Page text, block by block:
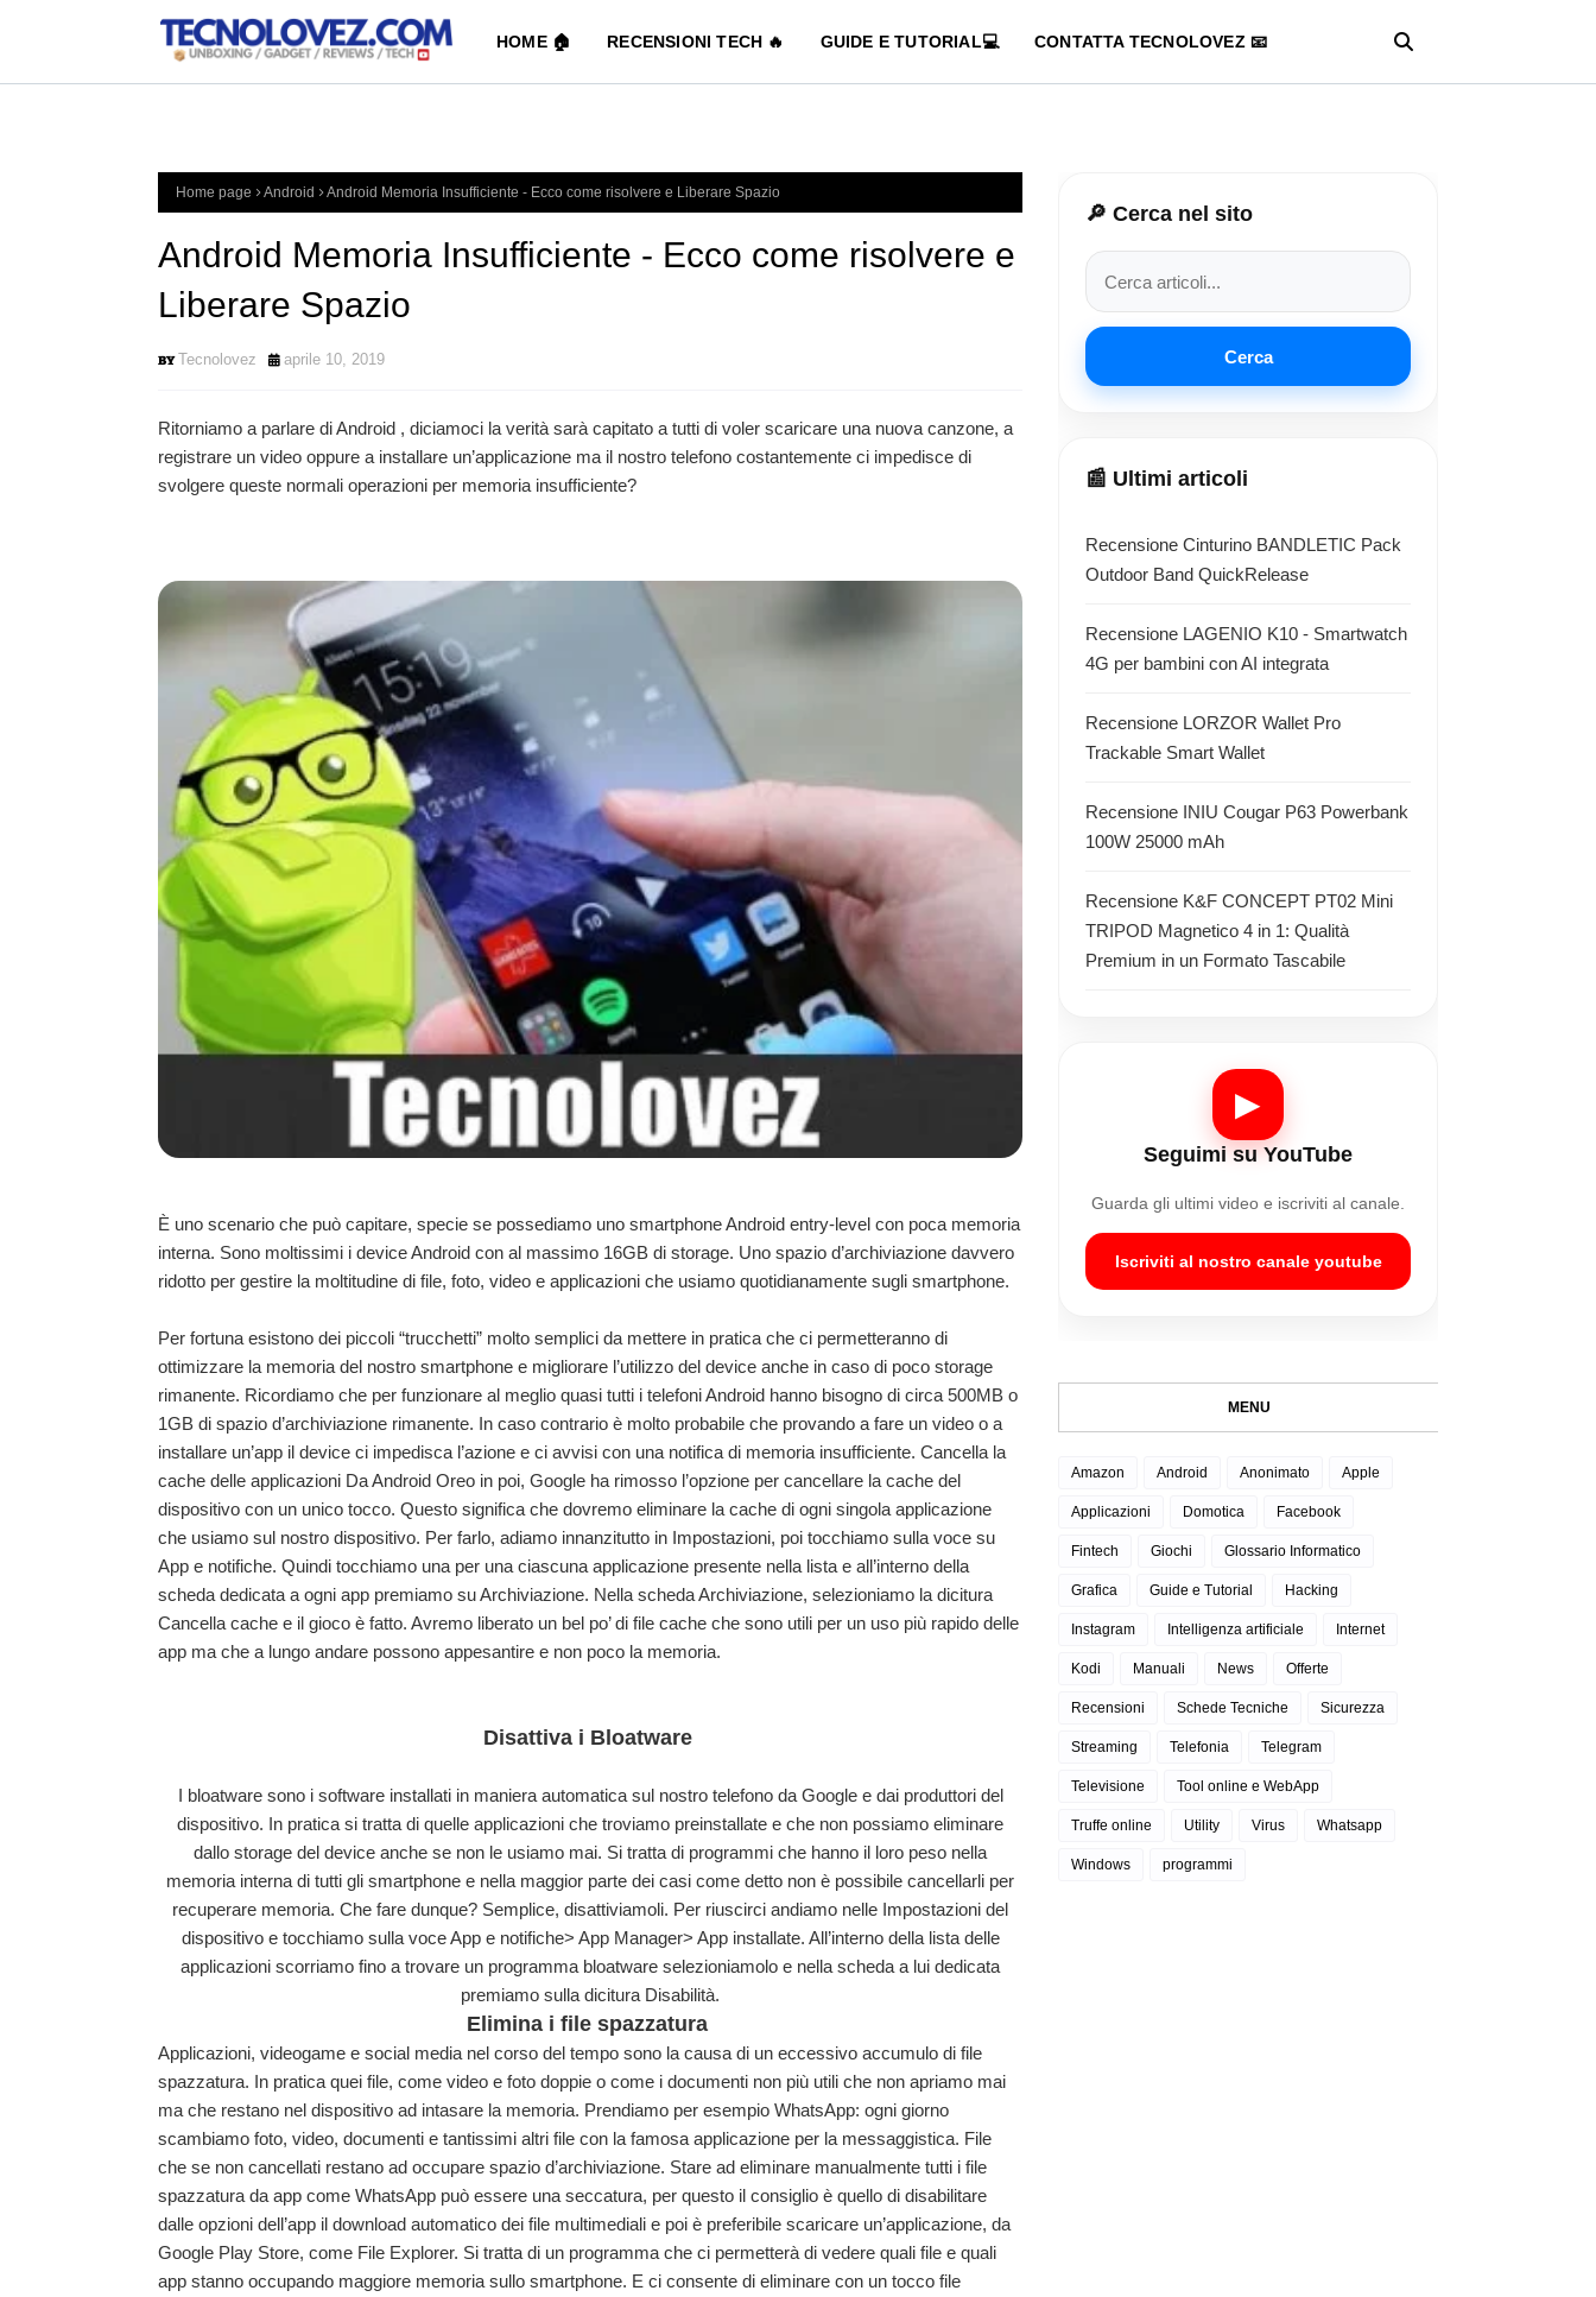
HOME 🏠 RECENSIONI TECH 🔥 GUIDE E TUTORIAL💻 CONTATTA TECNOLOVEZ 📧
Home page Android Android Memoria Insufficiente - Ecco come risolvere e Liberare Spazio
Android Memoria Insufficiente - Ecco come risolvere e
Liberare Spazio
Tecnolovez aprile 10, 2019
Ritorniamo a parlare di Android , diciamoci la verità sarà capitato a tutti di voler scaricare una nuova canzone, a
registrare un video oppure a installare un’applicazione ma il nostro telefono costantemente ci impedisce di
svolgere queste normali operazioni per memoria insufficiente?
È uno scenario che può capitare, specie se possediamo uno smartphone Android entry-level con poca memoria
interna. Sono moltissimi i device Android con al massimo 16GB di storage. Uno spazio d’archiviazione davvero
ridotto per gestire la moltitudine di file, foto, video e applicazioni che usiamo quotidianamente sugli smartphone.
Per fortuna esistono dei piccoli “trucchetti” molto semplici da mettere in pratica che ci permetteranno di
ottimizzare la memoria del nostro smartphone e migliorare l’utilizzo del device anche in caso di poco storage
rimanente. Ricordiamo che per funzionare al meglio quasi tutti i telefoni Android hanno bisogno di circa 500MB o
1GB di spazio d’archiviazione rimanente. In caso contrario è molto probabile che provando a fare un video o a
installare un’app il device ci impedisca l’azione e ci avvisi con una notifica di memoria insufficiente. Cancella la
cache delle applicazioni Da Android Oreo in poi, Google ha rimosso l’opzione per cancellare la cache del
dispositivo con un unico tocco. Questo significa che dovremo eliminare la cache di ogni singola applicazione
che usiamo sul nostro dispositivo. Per farlo, adiamo innanzitutto in Impostazioni, poi tocchiamo sulla voce su
App e notifiche. Quindi tocchiamo una per una ciascuna applicazione presente nella lista e all’interno della
scheda dedicata a ogni app premiamo su Archiviazione. Nella scheda Archiviazione, selezioniamo la dicitura
Cancella cache e il gioco è fatto. Avremo liberato un bel po’ di file cache che sono utili per un uso più rapido delle
app ma che a lungo andare possono appesantire e non poco la memoria.
Disattiva i Bloatware
I bloatware sono i software installati in maniera automatica sul nostro telefono da Google e dai produttori del
dispositivo. In pratica si tratta di quelle applicazioni che troviamo preinstallate e che non possiamo eliminare
dallo storage del device anche se non le usiamo mai. Si tratta di programmi che hanno il loro peso nella
memoria interna di tutti gli smartphone e nella maggior parte dei casi come detto non è possibile cancellarli per
recuperare memoria. Che fare dunque? Semplice, disattiviamoli. Per riuscirci andiamo nelle Impostazioni del
dispositivo e tocchiamo sulla voce App e notifiche> App Manager> App installate. All’interno della lista delle
applicazioni scorriamo fino a trovare un programma bloatware selezioniamolo e nella scheda a lui dedicata
premiamo sulla dicitura Disabilità.
Elimina i file spazzatura
Applicazioni, videogame e social media nel corso del tempo sono la causa di un eccessivo accumulo di file
spazzatura. In pratica quei file, come video e foto doppie o come i documenti non più utili che non apriamo mai
ma che restano nel dispositivo ad intasare la memoria. Prendiamo per esempio WhatsApp: ogni giorno
scambiamo foto, video, documenti e tantissimi altri file con la famosa applicazione per la messaggistica. File
che se non cancellati restano ad occupare spazio d’archiviazione. Stare ad eliminare manualmente tutti i file
spazzatura da app come WhatsApp può essere una seccatura, per questo il consiglio è quello di disabilitare
dalle opzioni dell’app il download automatico dei file multimediali e poi è preferibile scaricare un’applicazione, da
Google Play Store, come File Explorer. Si tratta di un programma che ci permetterà di vedere quali file e quali
app stanno occupando maggiore memoria sullo smartphone. E ci consente di eliminare con un tocco file
🔎 Cerca nel sito
Cerca
📰 Ultimi articoli
Recensione Cinturino BANDLETIC Pack
Outdoor Band QuickRelease
Recensione LAGENIO K10 - Smartwatch
4G per bambini con AI integrata
Recensione LORZOR Wallet Pro
Trackable Smart Wallet
Recensione INIU Cougar P63 Powerbank
100W 25000 mAh
Recensione K&F CONCEPT PT02 Mini
TRIPOD Magnetico 4 in 1: Qualità
Premium in un Formato Tascabile
▶
Seguimi su YouTube
Guarda gli ultimi video e iscriviti al canale.
Iscriviti al nostro canale youtube
MENU
Amazon Android Anonimato Apple
Applicazioni Domotica Facebook
Fintech Giochi Glossario Informatico
Grafica Guide e Tutorial Hacking
Instagram Intelligenza artificiale Internet
Kodi Manuali News Offerte
Recensioni Schede Tecniche Sicurezza
Streaming Telefonia Telegram
Televisione Tool online e WebApp
Truffe online Utility Virus Whatsapp
Windows programmi